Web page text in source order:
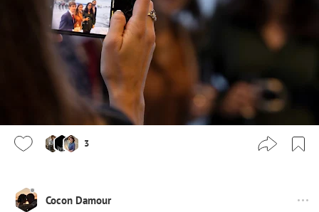
3
Cocon Damour